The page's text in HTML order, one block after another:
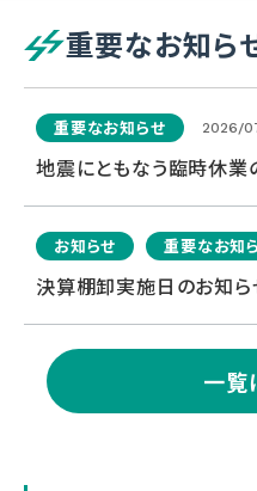
重要なお知ら
重要なお知らせ 2026/
地震にともなう臨時休業
お知らせ 重要なお知
決算棚卸実施日のお知ら
一覧